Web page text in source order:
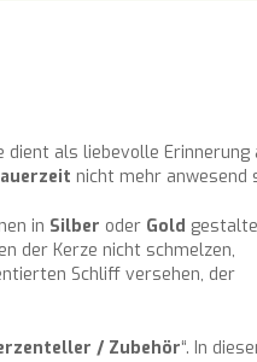
dient als liebevolle Erinnerung
nicht mehr anwesend
in Silber oder Gold
der Kerze nicht schmelzen,
Schliff versehen, der
/ Zubehör“. In